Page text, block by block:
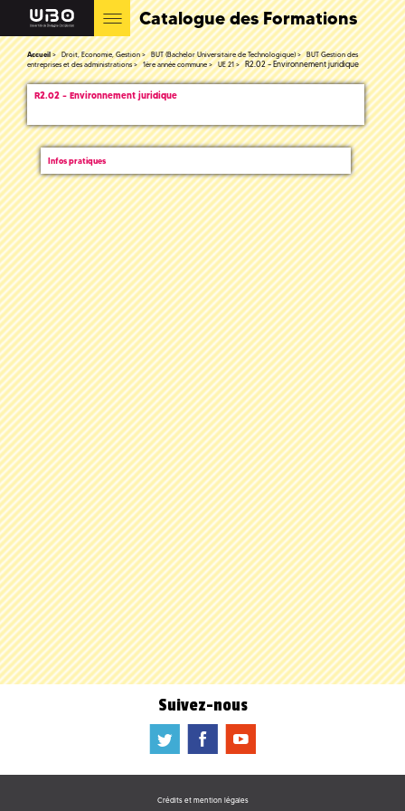
Catalogue des Formations
Accueil Droit, Economie, Gestion BUT (Bachelor Universitaire de Technologique)
BUT Gestion des
entreprises et des administrations
1ère année commune UE 21 R2.02 – Environnement juridique
R2.02 – Environnement juridique
Infos pratiques
Suivez-nous
a b f
Crédits et mention légales